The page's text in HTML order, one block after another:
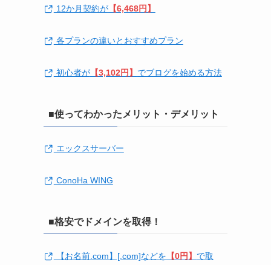
12か月契約が【6,468円】
各プランの違いとおすすめプラン
初心者が【3,102円】 でブログを始める方法
■使ってわかったメリット・デメリット
エックスサーバー
ConoHa WING
■格安でドメインを取得！
【お名前.com】[.com]などを 【0円】 で取